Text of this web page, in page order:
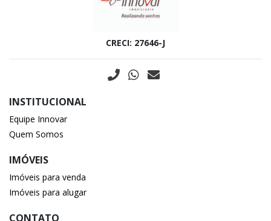
CRECI: 27646-J
INSTITUCIONAL
Equipe Innovar
Quem Somos
IMÓVEIS
Imóveis para venda
Imóveis para alugar
CONTATO